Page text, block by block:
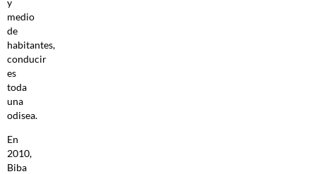
medio
de
habitantes,
conducir
es
toda
una
odisea.
En
2010,
Biba